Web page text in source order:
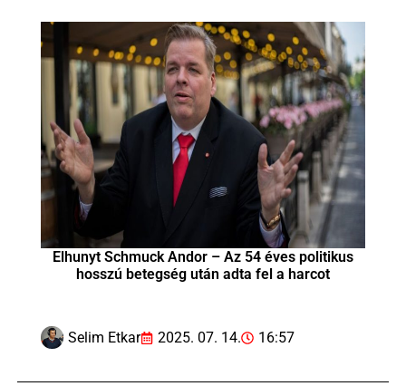
Elhunyt Schmuck Andor – Az 54 éves politikus
hosszú betegség után adta fel a harcot
Selim Etkar 2025. 07. 14. 16:57